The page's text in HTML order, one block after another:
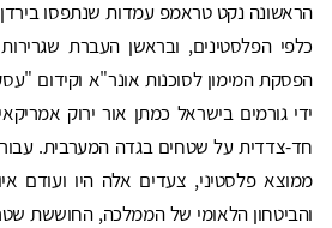
הראשונה נקט טראמפ עמדות שנתפסו בירדן
כלפי הפלסטינים, ובראשן העברת
הפסקת המימון לסוכנות אונר"א וקידום
ידי גורמים בישראל כמתן אור ירוק
חד-צדדית על שטחים בגדה המערבית.
ממוצא פלסטיני, צעדים אלה היו ועודם
והביטחון הלאומי של הממלכה, החוששת